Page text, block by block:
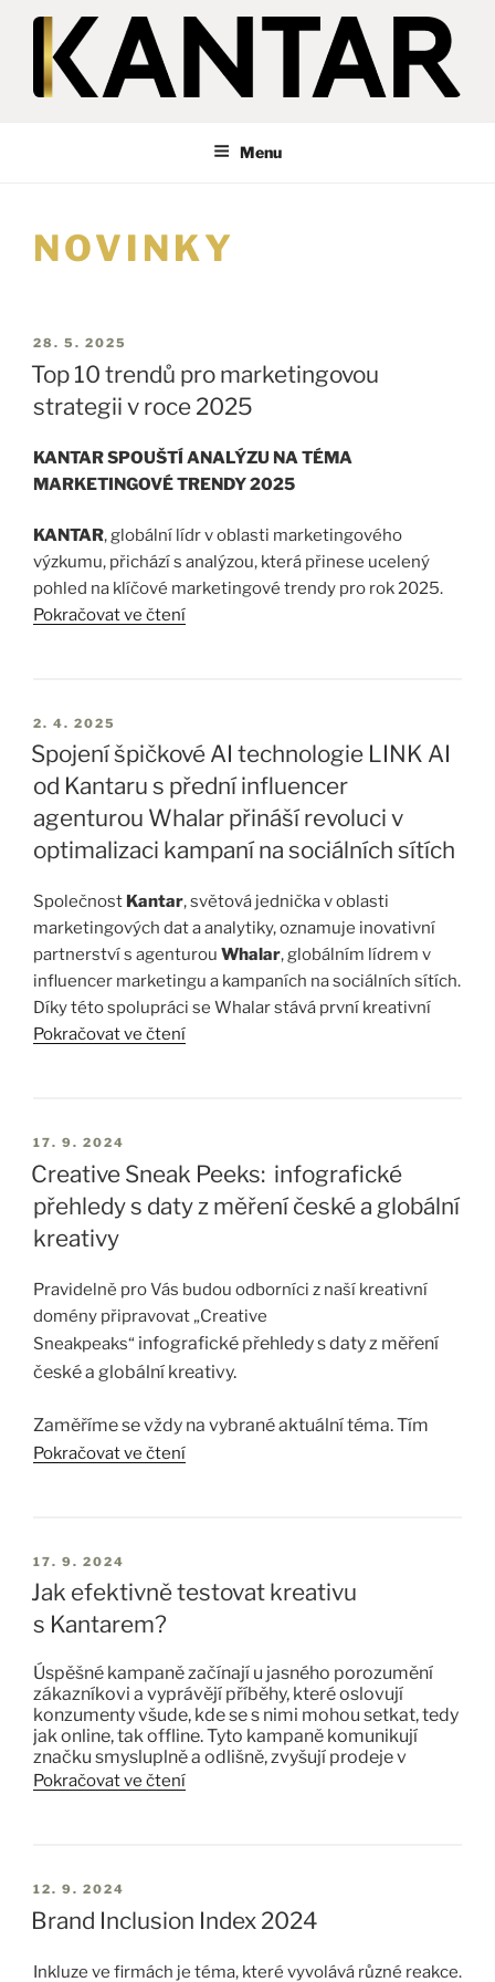
Menu
NOVINKY
28. 5. 2025
Top 10 trendů pro marketingovou
strategii v roce 2025
KANTAR SPOUŠTÍ ANALÝZU NA TÉMA
MARKETINGOVÉ TRENDY 2025
KANTAR, globální lídr v oblasti marketingového
výzkumu, přichází s analýzou, která přinese ucelený
pohled na klíčové marketingové trendy pro rok 2025.
Tato analýza, založená na datech a expertních názorech
Bez ohledu na to, v jakém odvětví působíte, ať už máte
na starosti globální značku nebo lokální podnik, naši
experti na výzkum a businessové strategie vám
přinášejí přehled makro a mikro trendů, které mohou
výrazně…
Pokračovat ve čtení
2. 4. 2025
Spojení špičkové AI technologie LINK AI
od Kantaru s přední influencer
agenturou Whalar přináší revoluci v
optimalizaci kampaní na sociálních sítích
Společnost Kantar, světová jednička v oblasti
marketingových dat a analytiky, oznamuje inovativní
partnerství s agenturou Whalar, globálním lídrem v
influencer marketingu a kampaních na sociálních sítích.
Díky této spolupráci se Whalar stává první kreativní
agenturou svého druhu, která využívá pokročilé řešení
Technologie LINK AI od Kantaru využívá pokročilou
umělou inteligenci a strojové učení k predikci
efektivity kreativních kampaní na platformách jako
Instagram, TikTok či YouTube
Pokračovat ve čtení
17. 9. 2024
Creative Sneak Peeks: infografické
přehledy s daty z měření české a globální
kreativy
Pravidelně pro Vás budou odborníci z naší kreativní
domény připravovat „Creative
Sneakpeaks“ infografické přehledy s daty z měření
české a globální kreativy.
Zaměříme se vždy na vybrané aktuální téma. Tím
prvním je tentokrát
se k odběru ZDE
Pokračovat ve čtení
17. 9. 2024
Jak efektivně testovat kreativu
s Kantarem?
Úspěšné kampaně začínají u jasného porozumění
zákazníkovi a vyprávějí příběhy, které oslovují
konzumenty všude, kde se s nimi mohou setkat, tedy
jak online, tak offline. Tyto kampaně komunikují
značku smysluplně a odlišně, zvyšují prodeje v
krátkodobém horizontu, budují značky v horizontu
kreativy.
LINK+je agilní nástroj, který na základě hodnocení
mediální rozpočet. Měří, co je pro reklamy důležité,
Pokračovat ve čtení
12. 9. 2024
Brand Inclusion Index 2024
Inkluze ve firmách je téma, které vyvolává různé reakce.